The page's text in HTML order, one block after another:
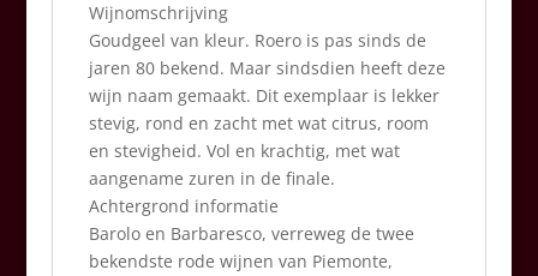
Wijnomschrijving
Goudgeel van kleur. Roero is pas sinds de
jaren 80 bekend. Maar sindsdien heeft deze
wijn naam gemaakt. Dit exemplaar is lekker
stevig, rond en zacht met wat citrus, room
en stevigheid. Vol en krachtig, met wat
aangename zuren in de finale.
Achtergrond informatie
Barolo en Barbaresco, verreweg de twee
bekendste rode wijnen van Piemonte,